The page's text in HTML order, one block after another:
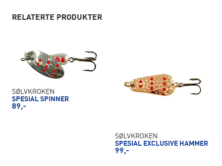
RELATERTE PRODUKTER
SØLVKROKEN
SPESIAL SPINNER
89,-
SØLVKROKEN
SPESIAL EXCLUSIVE HAMMER
99,-